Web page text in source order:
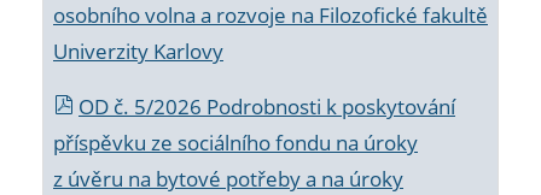
osobního volna a rozvoje na Filozofické fakultě
Univerzity Karlovy
OD č. 5/2026 Podrobnosti k poskytování
příspěvku ze sociálního fondu na úroky
z úvěru na bytové potřeby a na úroky